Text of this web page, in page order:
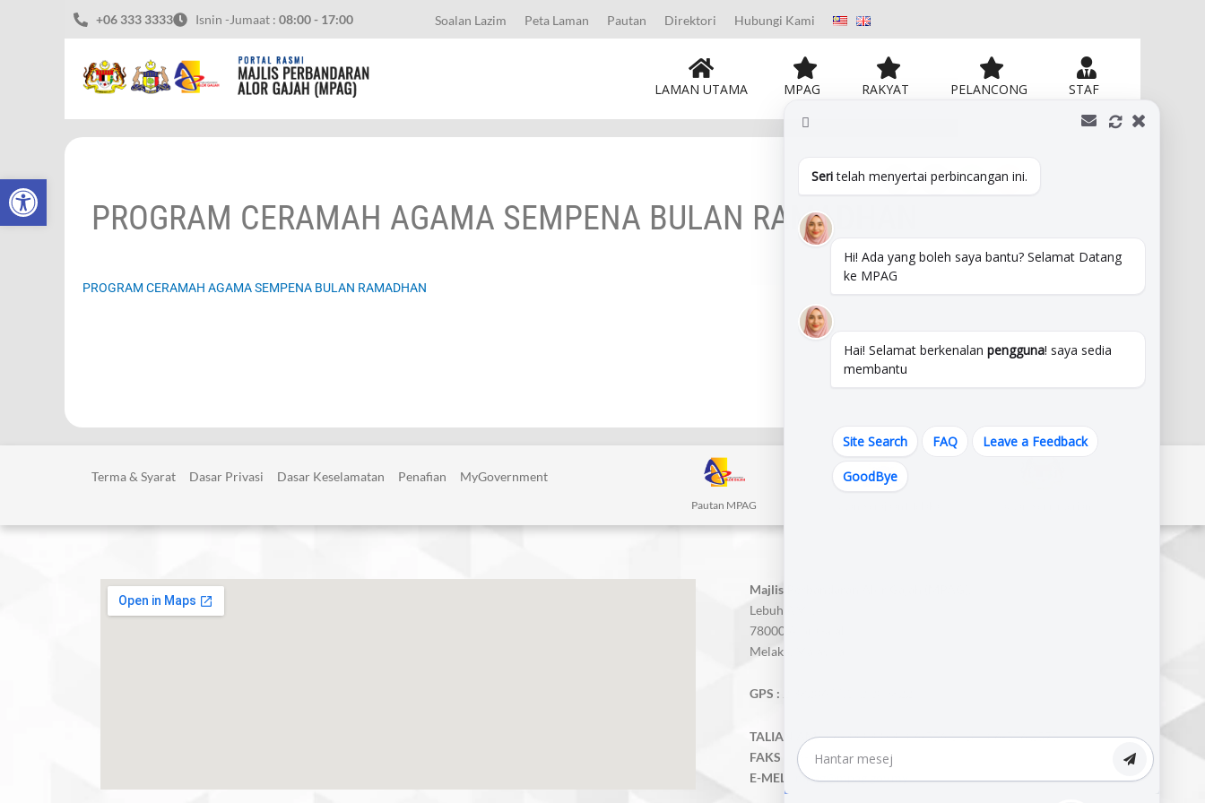
Open toolbar
+06 333 3333 Isnin -Jumaat : 08:00 - 17:00 Soalan Lazim Peta Laman Pautan Direktori Hubungi Kami
LAMAN UTAMA MPAG RAKYAT PELANCONG STAF
PROGRAM CERAMAH AGAMA SEMPENA BULAN RAMADHAN
PROGRAM CERAMAH AGAMA SEMPENA BULAN RAMADHAN
Terma & Syarat Dasar Privasi Dasar Keselamatan Penafian MyGovernment
Pautan MPAG
Majlis Perbandaran Alor Gajah (MPAG),
Lebuh AMJ,
78000 Alor Gajah,
Melaka, Malaysia.
GPS :
TALIAN AM :06-333 3333 | 06-556 1010 | 06-556 2575
FAKS :
06-556 4909
E-MEL :
mpag@mpag.gov.my
Seritelah menyertai perbincangan ini.
Hi! Ada yang boleh saya bantu? Selamat Datang
ke MPAG
Hai! Selamat berkenalan pengguna! saya sedia
membantu
Site Search FAQ Leave a Feedback
GoodBye